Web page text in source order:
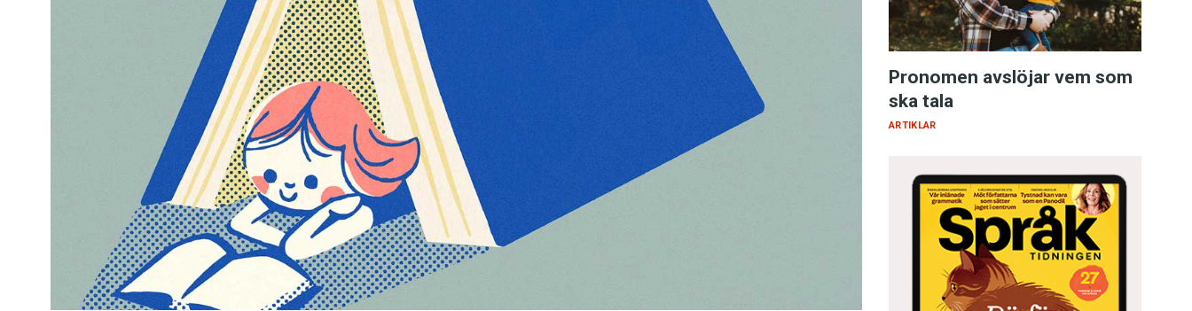
Anmäl till språkpolisen
Föreslå nyord
Annonsera
Prenumerera
Läs Språktidningen digitalt
Press
Pronomen avslöjar vem som
ska tala
ARTIKLAR